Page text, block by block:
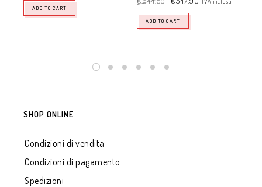
ADD TO CART
ADD TO CART
SHOP ONLINE
Condizioni di vendita
Condizioni di pagamento
Spedizioni